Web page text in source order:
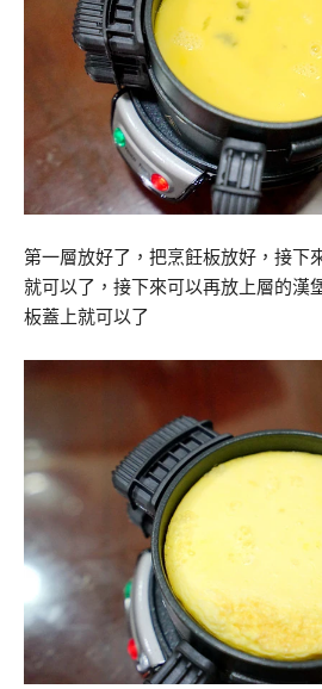
第一層放好了，把烹飪板放好，接下
就可以了，接下來可以再放上層的漢
板蓋上就可以了